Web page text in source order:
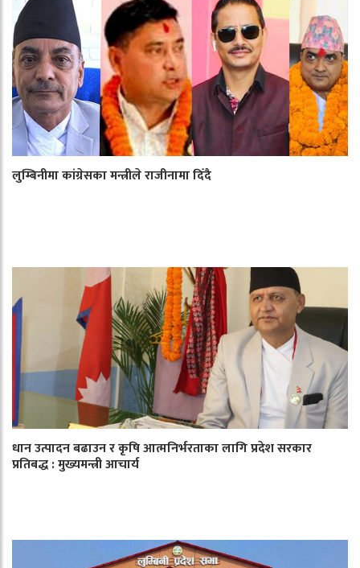
लुम्बिनीमा कांग्रेसका मन्त्रीले राजीनामा दिँदै
धान उत्पादन बढाउन र कृषि आत्मनिर्भरताका लागि प्रदेश सरकार
प्रतिबद्ध : मुख्यमन्त्री आचार्य